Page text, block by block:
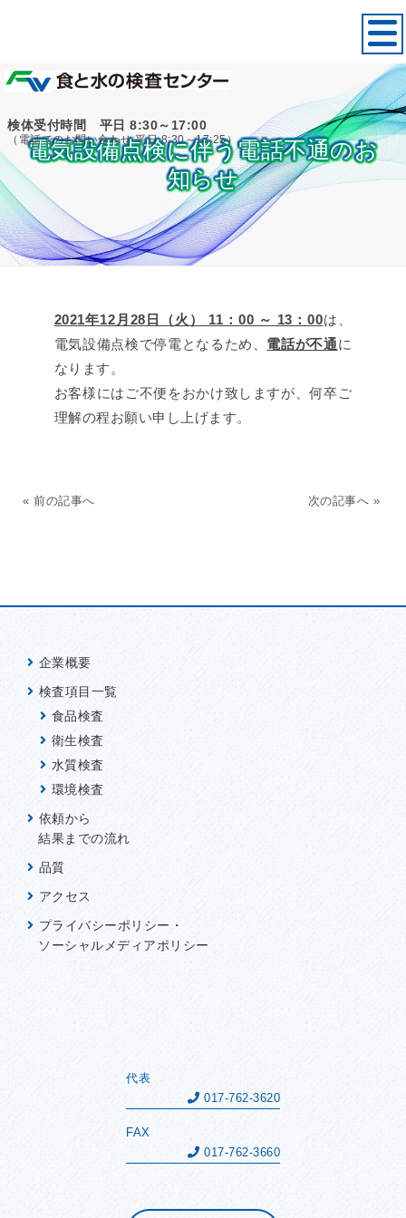
検体受付時間 平日 8:30～17:00
（電話でのお問い合わせ 平日 8:30～17:25）
電気設備点検に伴う電話不通のお
知らせ
2021年12月28日（火） 11：00 ～ 13：00は、
電気設備点検で停電となるため、 電話が不通に
なります。
お客様にはご不便をおかけ致しますが、何卒ご
理解の程お願い申し上げます。
« 前の記事へ 次の記事へ »
企業概要
検査項目一覧
食品検査
衛生検査
水質検査
環境検査
依頼から
結果までの流れ
品質
アクセス
プライバシーポリシー・
ソーシャルメディアポリシー
代表
017-762-3620
FAX
017-762-3660